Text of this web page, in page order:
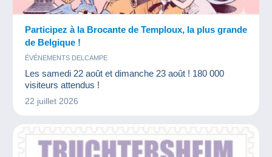
Participez à la Brocante de Temploux, la plus grande
de Belgique !
ÉVÉNEMENTS DELCAMPE
Les samedi 22 août et dimanche 23 août ! 180 000
visiteurs attendus !
22 juillet 2026